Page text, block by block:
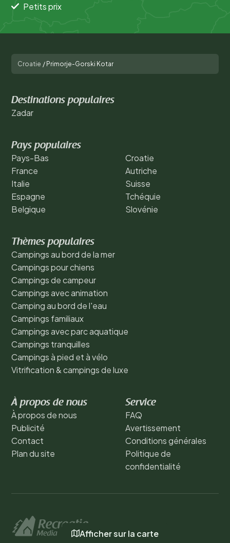
Afficher sur la carte
Petits prix
Croatie / Primorje-Gorski Kotar
Destinations populaires
Zadar
Pays populaires
Pays-Bas
France
Italie
Espagne
Belgique
Croatie
Autriche
Suisse
Tchéquie
Slovénie
Thèmes populaires
Campings au bord de la mer
Campings pour chiens
Campings de campeur
Campings avec animation
Camping au bord de l'eau
Campings familiaux
Campings avec parc aquatique
Campings tranquilles
Campings à pied et à vélo
Vitrification & campings de luxe
À propos de nous
À propos de nous
Publicité
Contact
Plan du site
Service
FAQ
Avertissement
Conditions générales
Politique de
confidentialité